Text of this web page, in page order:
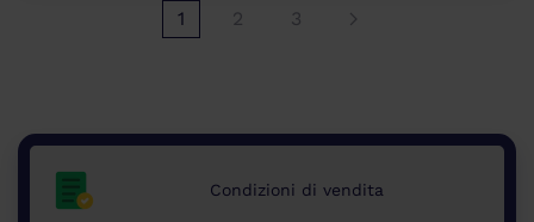
1 2 3
Condizioni di vendita